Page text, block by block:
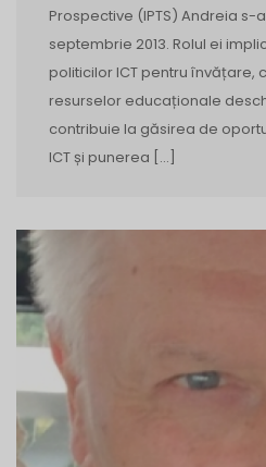
Prospective (IPTS) Andreia s-
septembrie 2013. Rolul ei
politicilor ICT pentru învățare,
resurselor educaționale
contribuie la găsirea de
ICT și punerea […]